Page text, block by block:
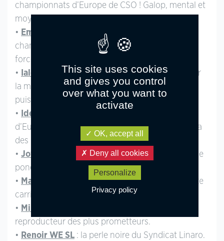
championnats d’Europe de CSO ! Galop, mental et
moyens.
• Emmickhoven’s Diego SL
championnats d’Europe de saut d’obstacles. La
force, le chic et le cœur !
•
Ialoubet de Florys SL : le génie de son père sur
la mère de Jimmerdor. Galop, étendue et
puissance.
•
Idefix du villon SL
d’Europe, 3 finales ! La formidable souche d’Hilda
des Ludes.
• Jowourits SL
: le talent des plus grands. Père de
poneys s’illustrant désormais en Grand Prix !
• Mac Geyver SL
: le chic à l’état pur. Une brillante
carrière au plus haut niveau.
• Minotauros SL
reproducteur des plus prometteurs.
• Renoir WE SL : la perle noire du Syndicat Linaro.
This site uses cookies
and gives you control
over what you want to
activate
OK, accept all
Deny all cookies
Personalize
Privacy policy